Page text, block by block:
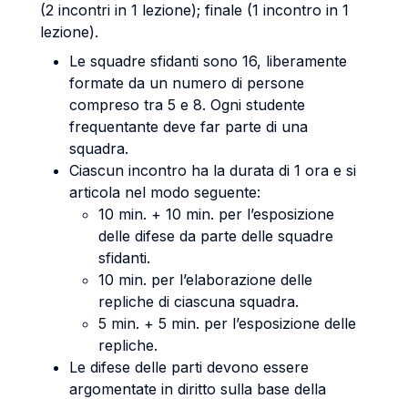
(2 incontri in 1 lezione); finale (1 incontro in 1
lezione).
Le squadre sfidanti sono 16, liberamente
formate da un numero di persone
compreso tra 5 e 8. Ogni studente
frequentante deve far parte di una
squadra.
Ciascun incontro ha la durata di 1 ora e si
articola nel modo seguente:
10 min. + 10 min. per l’esposizione
delle difese da parte delle squadre
sfidanti.
10 min. per l’elaborazione delle
repliche di ciascuna squadra.
5 min. + 5 min. per l’esposizione delle
repliche.
Le difese delle parti devono essere
argomentate in diritto sulla base della